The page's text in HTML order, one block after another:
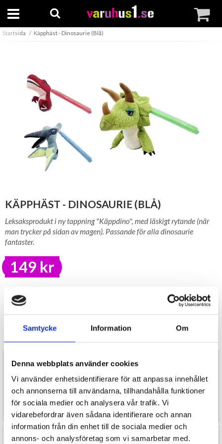
Samtycke Information Om
Denna webbplats använder cookies
Vi använder enhetsidentifierare för att anpassa innehållet
och annonserna till användarna, tillhandahålla funktioner
för sociala medier och analysera vår trafik. Vi
vidarebefordrar även sådana identifierare och annan
information från din enhet till de sociala medier och
annons- och analysföretag som vi samarbetar med.
Startsida Käpphäst - Dinosaurie (Blå)
KÄPPHÄST - DINOSAURIE (BLÅ)
Leksaksprodukt i ny tappning "Käppdino", med läskigt rytande (när
man trycker på sidan av magen). Passande för alla dinosaurie
fantaster.
149 kr
ANTAL
Leksaksprodukt i ny tappning "Käppdino", med läskigt rytande (när
man trycker på sidan av magen). Passande för alla dinosaurie
fantaster.
Total längd ca 87cm lång.
Käppen är i plast och dinosaurien i plysch.
Levereras med 3xLR44 batterier.
RECENSIONER (0)